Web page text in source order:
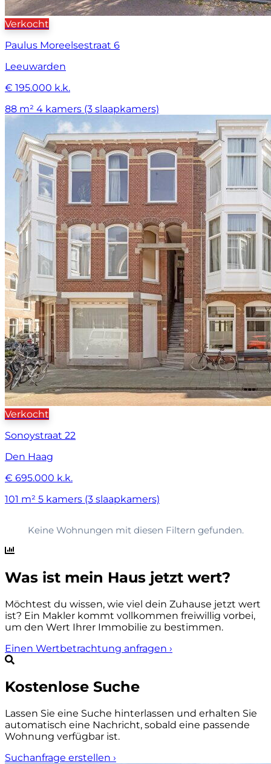
Verkocht
Paulus Moreelsestraat 6
Leeuwarden
€ 195.000 k.k.
88 m² 4 kamers (3 slaapkamers)
Verkocht
Sonoystraat 22
Den Haag
€ 695.000 k.k.
101 m² 5 kamers (3 slaapkamers)
Keine Wohnungen mit diesen Filtern gefunden.
Was ist mein Haus jetzt wert?
Möchtest du wissen, wie viel dein Zuhause jetzt wert
ist? Ein Makler kommt vollkommen freiwillig vorbei,
um den Wert Ihrer Immobilie zu bestimmen.
Einen Wertbetrachtung anfragen ›
Kostenlose Suche
Lassen Sie eine Suche hinterlassen und erhalten Sie
automatisch eine Nachricht, sobald eine passende
Wohnung verfügbar ist.
Suchanfrage erstellen ›